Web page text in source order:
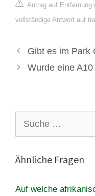
Antrag auf Entfernung
vollständige Antwort auf
Gibt es im Park
Wurde eine
nach:
Ähnliche Fragen
Auf welche